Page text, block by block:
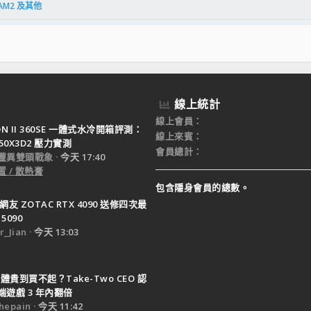
及其他
II 360SE 一體式水冷開箱評測：
壓力實測
異雙頭戰象
今天 17:40
/ 散熱膏
友 ZOTAC RTX 4090 送修四次最
今天 13:03
貴到買不起？Take-Two CEO 認
遊戲 3 年內翻倍
今天 11:42
線上統計
線上會員
線上來賓
會員總計
包含隱身會員的總數。